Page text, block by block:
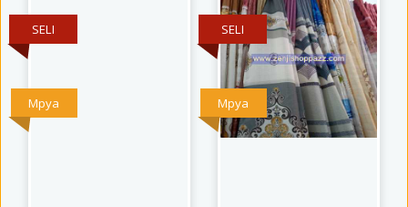
Mpya
SELI
Mpya
SELI